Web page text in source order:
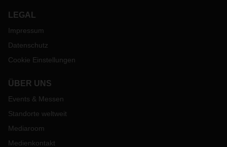
LEGAL
Impressum
Datenschutz
Cookie Einstellungen
ÜBER UNS
Events & Messen
Standorte weltweit
Mediaroom
Medienkontakt